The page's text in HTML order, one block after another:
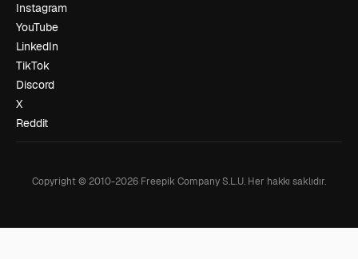
Instagram
YouTube
LinkedIn
TikTok
Discord
X
Reddit
Copyright © 2010-2026 Freepik Company S.L.U. Her hakkı saklıdır.